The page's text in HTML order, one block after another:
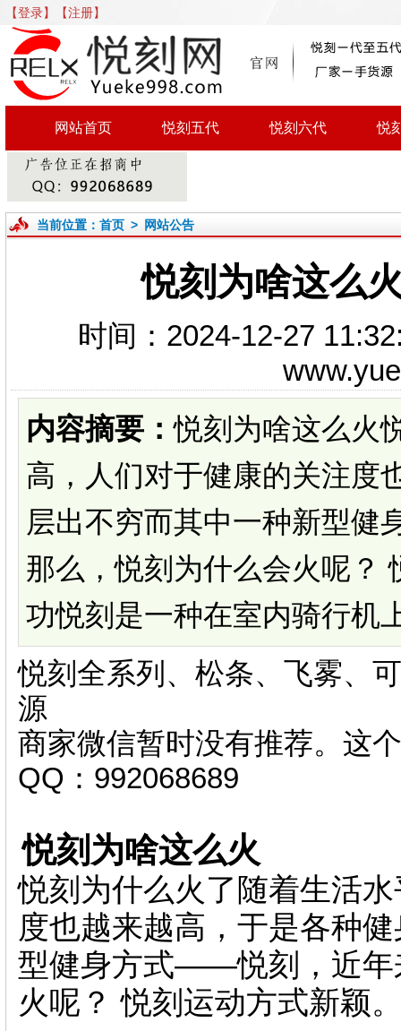
【登录】 【注册】
网站首页 悦刻五代 悦刻六代 悦
当前位置： 首页> 网站公告
悦刻为啥这么
时间：2024-12-27
内容摘要：悦刻为啥这么火
高，人们对于健康的关注度
层出不穷而其中一种新型
那么，悦刻为什么会火呢？
功悦刻是一种在室内骑行机
悦刻全系列、松条、飞雾、
源
商家微信暂时没有推荐。这
QQ：992068689
悦刻为啥这么火
悦刻为什么火了随着生活
度也越来越高，于是各种
型健身方式——悦刻，近年
火呢？ 悦刻运动方式新颖